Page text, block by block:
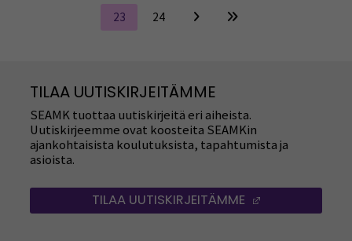
23
24
TILAA UUTISKIRJEITÄMME
SEAMK tuottaa uutiskirjeitä eri aiheista.
Uutiskirjeemme ovat koosteita SEAMKin
ajankohtaisista koulutuksista, tapahtumista ja
asioista.
TILAA UUTISKIRJEITÄMME